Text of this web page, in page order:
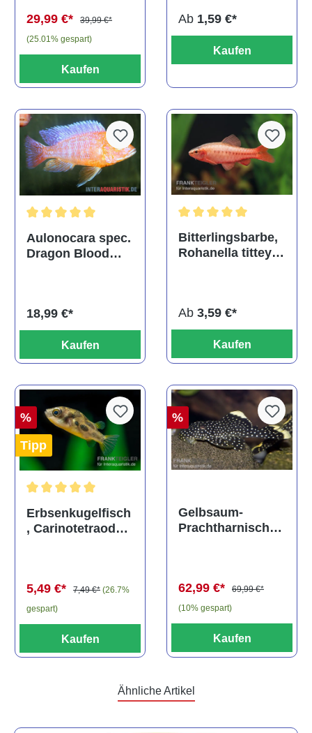
29,99 €*
39,99 €*
(25.01% gespart)
Kaufen
Ab 1,59 €*
Kaufen
Durchschnittliche Bewertung von 5 von 5 Sternen
Aulonocara spec.
Dragon Blood
18,99 €*
Kaufen
Bitterlingsbarbe,
Rohanella titteya,
Ab 3,59 €*
Kaufen
%
Tipp
Durchschnittliche Bewertung von 5 von 5 Sternen
Erbsenkugelfisch
, Carinotetraodon
5,49 €* 7,49 €* (26.7%
gespart)
Kaufen
%
Gelbsaum-
Prachtharnischw
62,99 €*
69,99 €*
(10% gespart)
Kaufen
Ähnliche Artikel